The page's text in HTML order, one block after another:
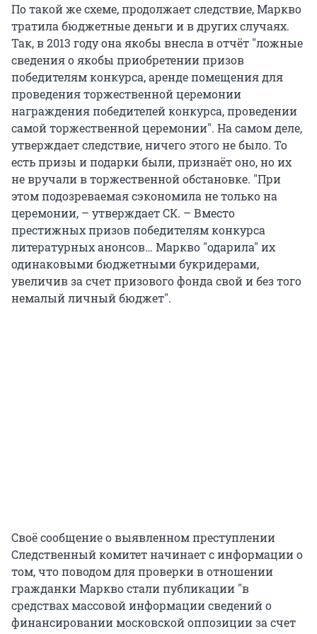
По такой же схеме, продолжает следствие, Маркво
тратила бюджетные деньги и в других случаях.
Так, в 2013 году она якобы внесла в отчёт "ложные
сведения о якобы приобретении призов
победителям конкурса, аренде помещения для
проведения торжественной церемонии
награждения победителей конкурса, проведении
самой торжественной церемонии". На самом деле,
утверждает следствие, ничего этого не было. То
есть призы и подарки были, признаёт оно, но их
не вручали в торжественной обстановке. "При
этом подозреваемая сэкономила не только на
церемонии, – утверждает СК. – Вместо
престижных призов победителям конкурса
литературных анонсов… Маркво "одарила" их
одинаковыми бюджетными букридерами,
увеличив за счет призового фонда свой и без того
немалый личный бюджет".
Своё сообщение о выявленном преступлении
Следственный комитет начинает с информации о
том, что поводом для проверки в отношении
гражданки Маркво стали публикации "в
средствах массовой информации сведений о
финансировании московской оппозиции за счет